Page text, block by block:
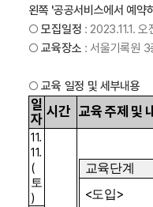
왼쪽 '공공서비스에서 예약
○모집일정 : 2023.11.1.
○교육장소 : 서울기록원 3
○교육 일정 및 세부내용
일
자 시간 교육 주제 및
11.
11.
(
토
)
교육단계
<도입>